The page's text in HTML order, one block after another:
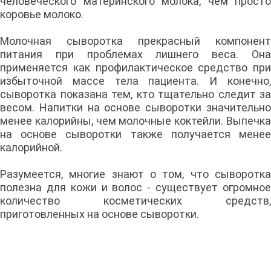
коровье молоко.
Молочная сыворотка прекрасный компонент
питания при проблемах лишнего веса. Она
применяется как профилактическое средство при
избыточной массе тела пациента. И конечно,
сыворотка показана тем, кто тщательно следит за
весом. Напитки на основе сыворотки значительно
менее калорийны, чем молочные коктейли. Выпечка
на основе сыворотки также получается менее
калорийной.
Разумеется, многие знают о том, что сыворотка
полезна для кожи и волос - существует огромное
количество косметических средств,
приготовленных на основе сыворотки.